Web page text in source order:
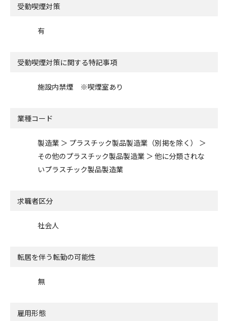
受動喫煙対策
有
受動喫煙対策に関する特記事項
施設内禁煙 ※喫煙室あり
業種コード
製造業 ＞ プラスチック製品製造業（別掲を除く） ＞
その他のプラスチック製品製造業 ＞ 他に分類されな
いプラスチック製品製造業
求職者区分
社会人
転居を伴う転勤の可能性
無
雇用形態